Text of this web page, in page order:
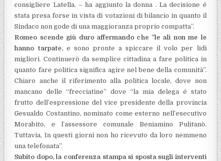
consigliere Latella. – ha aggiunto la donna . La decisione é
stata presa forse in vista di votazioni di bilancio in quanto il
Sindaco non gode di una maggioranza proprio compatta”.
Romeo scende giù duro affermando che ”le ali non me le
hanno tarpate,e sono pronte a spiccare il volo per lidi
migliori. Continuerò da semplice cittadina a fare politica in
quanto fare politica significa agire nel bene della comunità”.
Chiaro anche il riferimento alla politica locale, dove non
mancano delle “frecciatine” dove “la mia delega é stato
frutto dell’espressione del vice presidente della provincia
Gesualdo Costantino, nominato come esterno nell’esecutivo
Morabito, e l’assessore comunale Beniamino Pulitanò.
Tuttavia, In questi giorni non ho ricevuto da loro nemmeno
una telefonata”.
Subito dopo, la conferenza stampa si sposta sugli interventi